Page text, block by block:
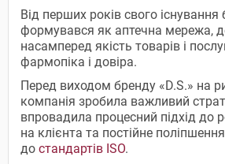
Від перших років свого існування
формувався як аптечна мережа,
насамперед якість товарів і
фармопіка і довіра.
Перед виходом бренду «D.S.» на
компанія зробила важливий
впровадила процесний підхід до
на клієнта та постійне
до стандартів ISO.